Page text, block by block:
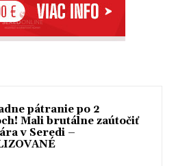
pátranie po 2
Mali brutálne zaútočiť
v Seredi –